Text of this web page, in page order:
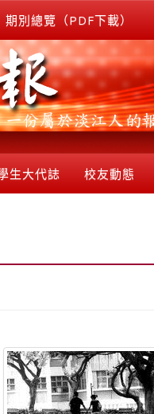
期別總覽（PDF下載）
生大代誌 校友動態